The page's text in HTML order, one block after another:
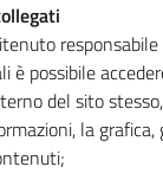
è possibile
del sito
la